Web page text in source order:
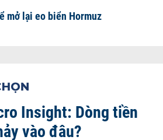
mở lại eo biển Hormuz
Insight: Dòng tiền
vào đâu?